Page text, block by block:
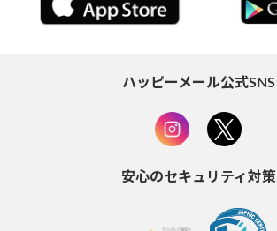
ハッピーメール公式SNS
安心のセキュリティ対策